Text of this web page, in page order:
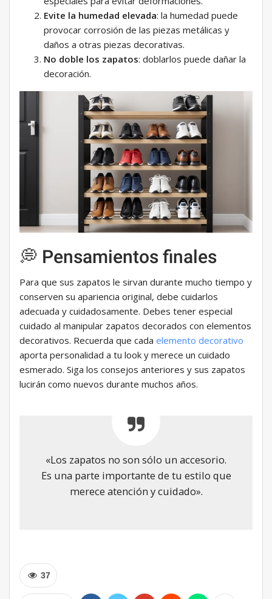
Evite la humedad elevada: la humedad puede
provocar corrosión de las piezas metálicas y
daños a otras piezas decorativas.
No doble los zapatos: doblarlos puede dañar la
decoración.
💭 Pensamientos finales
Para que sus zapatos le sirvan durante mucho tiempo y
conserven su apariencia original, debe cuidarlos
adecuada y cuidadosamente. Debes tener especial
cuidado al manipular zapatos decorados con elementos
decorativos. Recuerda que cada elemento decorativo
aporta personalidad a tu look y merece un cuidado
esmerado. Siga los consejos anteriores y sus zapatos
lucirán como nuevos durante muchos años.
«Los zapatos no son sólo un accesorio.
Es una parte importante de tu estilo que
merece atención y cuidado».
37